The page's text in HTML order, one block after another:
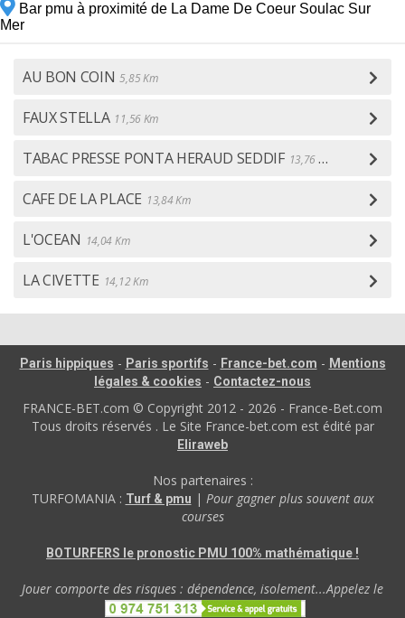
Bar pmu à proximité de La Dame De Coeur Soulac Sur
Mer
AU BON COIN 5,85 Km
FAUX STELLA 11,56 Km
TABAC PRESSE PONTA HERAUD SEDDIF 13,76 Km
CAFE DE LA PLACE 13,84 Km
L'OCEAN 14,04 Km
LA CIVETTE 14,12 Km
Paris hippiques - Paris sportifs - France-bet.com - Mentions
légales & cookies - Contactez-nous
FRANCE-BET.com © Copyright 2012 - 2026 - France-Bet.com
Tous droits réservés . Le Site France-bet.com est édité par
Eliraweb
Nos partenaires :
TURFOMANIA : Turf & pmu | Pour gagner plus souvent aux
courses
BOTURFERS le pronostic PMU 100% mathématique !
Jouer comporte des risques : dépendence, isolement...Appelez le